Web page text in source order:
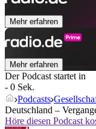
Mehr erfahren
Mehr erfahren
Der Podcast startet in
- 0 Sek.
Podcasts
Deutschland –
Höre diesen Podcast